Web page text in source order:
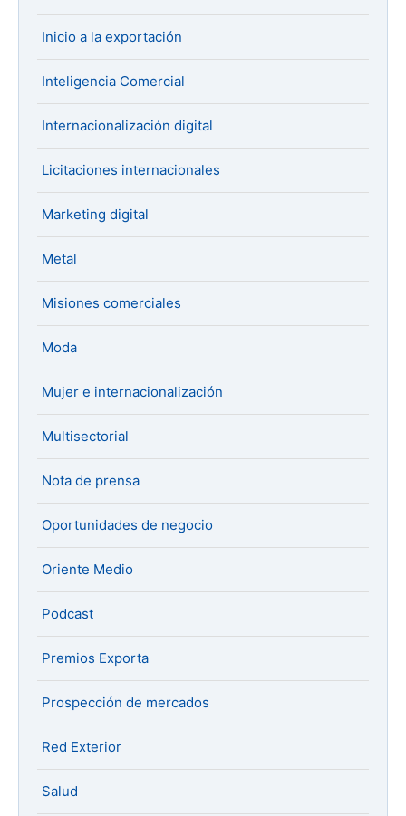
Inicio a la exportación
Inteligencia Comercial
Internacionalización digital
Licitaciones internacionales
Marketing digital
Metal
Misiones comerciales
Moda
Mujer e internacionalización
Multisectorial
Nota de prensa
Oportunidades de negocio
Oriente Medio
Podcast
Premios Exporta
Prospección de mercados
Red Exterior
Salud